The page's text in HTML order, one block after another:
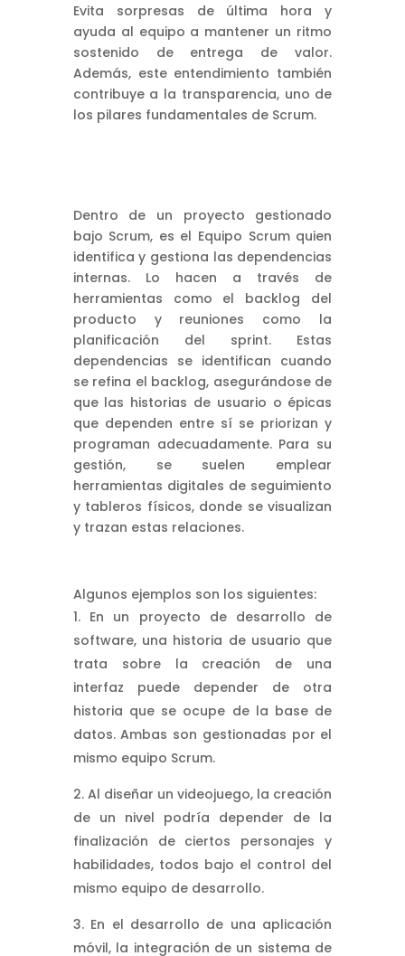
Evita sorpresas de última hora y
ayuda al equipo a mantener un ritmo
sostenido de entrega de valor.
Además, este entendimiento también
contribuye a la transparencia, uno de
los pilares fundamentales de Scrum.
Dentro de un proyecto gestionado
bajo Scrum, es el Equipo Scrum quien
identifica y gestiona las dependencias
internas. Lo hacen a través de
herramientas como el backlog del
producto y reuniones como la
planificación del sprint. Estas
dependencias se identifican cuando
se refina el backlog, asegurándose de
que las historias de usuario o épicas
que dependen entre sí se priorizan y
programan adecuadamente. Para su
gestión, se suelen emplear
herramientas digitales de seguimiento
y tableros físicos, donde se visualizan
y trazan estas relaciones.
Algunos ejemplos son los siguientes:
En un proyecto de desarrollo de
software, una historia de usuario que
trata sobre la creación de una
interfaz puede depender de otra
historia que se ocupe de la base de
datos. Ambas son gestionadas por el
mismo equipo Scrum.
Al diseñar un videojuego, la creación
de un nivel podría depender de la
finalización de ciertos personajes y
habilidades, todos bajo el control del
mismo equipo de desarrollo.
En el desarrollo de una aplicación
móvil, la integración de un sistema de